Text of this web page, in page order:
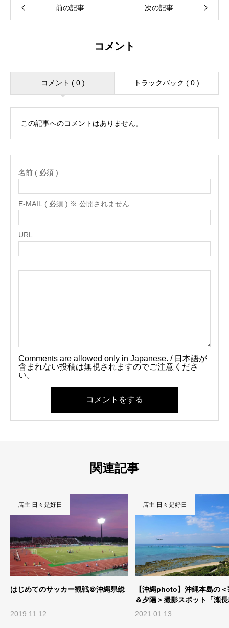
コメント
コメント ( 0 ) トラックバック ( 0 )
この記事へのコメントはありません。
名前 ( 必須 )
E-MAIL ( 必須 ) ※ 公開されません
URL
Comments are allowed only in Japanese. / 日本語が
含まれない投稿は無視されますのでご注意くださ
い。
コメントをする
関連記事
【沖縄photo】沖縄本島の＜飛行機
2021.01.13
店主 日々是好日
那覇の花と風景＠奥武山公
2020.04.01
店主 日々是好日